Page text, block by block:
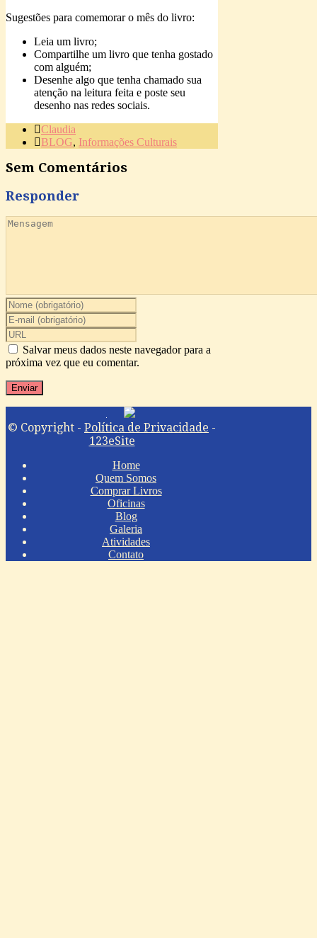
Sugestões para comemorar o mês do livro:
Leia um livro;
Compartilhe um livro que tenha gostado
com alguém;
Desenhe algo que tenha chamado sua
atenção na leitura feita e poste seu
desenho nas redes sociais.
Claudia
BLOG, Informações Culturais
Sem Comentários
Responder
Salvar meus dados neste navegador para a
próxima vez que eu comentar.
© Copyright - Política de Privacidade -
123eSite
Home
Quem Somos
Comprar Livros
Oficinas
Blog
Galeria
Atividades
Contato